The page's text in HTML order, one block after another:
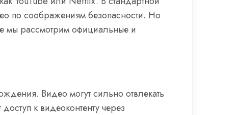
по соображениям безопасности. Но
мы рассмотрим официальные и
Видео могут сильно отвлекать
к видеоконтенту через